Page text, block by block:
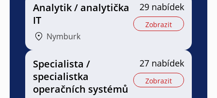
Analytik / analytička
IT
Nymburk
29 nabídek
Zobrazit
Specialista /
specialistka
operačních systémů
27 nabídek
Zobrazit